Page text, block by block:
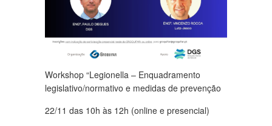
Workshop “Legionella – Enquadramento
legislativo/normativo e medidas de prevenção
22/11 das 10h às 12h (online e presencial)